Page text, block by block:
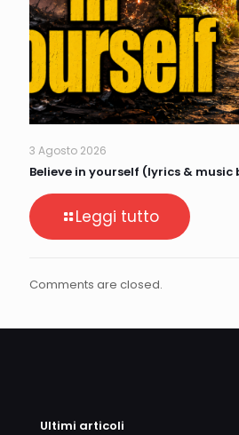
3 Agosto 2026
Believe in yourself (lyrics & music
Leggi tutto
Comments are closed.
Ultimi articoli